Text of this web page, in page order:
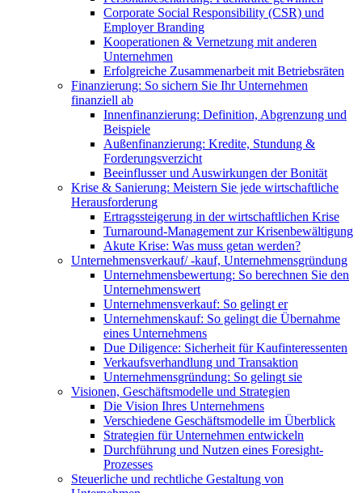
Corporate Social Responsibility (CSR) und
Employer Branding
Kooperationen & Vernetzung mit anderen
Unternehmen
Erfolgreiche Zusammenarbeit mit Betriebsräten
Finanzierung: So sichern Sie Ihr Unternehmen
finanziell ab
Innenfinanzierung: Definition, Abgrenzung und
Beispiele
Außenfinanzierung: Kredite, Stundung &
Forderungsverzicht
Beeinflusser und Auswirkungen der Bonität
Krise & Sanierung: Meistern Sie jede wirtschaftliche
Herausforderung
Ertragssteigerung in der wirtschaftlichen Krise
Turnaround-Management zur Krisenbewältigung
Akute Krise: Was muss getan werden?
Unternehmensverkauf/ -kauf, Unternehmensgründung
Unternehmensbewertung: So berechnen Sie den
Unternehmenswert
Unternehmensverkauf: So gelingt er
Unternehmenskauf: So gelingt die Übernahme
eines Unternehmens
Due Diligence: Sicherheit für Kaufinteressenten
Verkaufsverhandlung und Transaktion
Unternehmensgründung: So gelingt sie
Visionen, Geschäftsmodelle und Strategien
Die Vision Ihres Unternehmens
Verschiedene Geschäftsmodelle im Überblick
Strategien für Unternehmen entwickeln
Durchführung und Nutzen eines Foresight-
Prozesses
Steuerliche und rechtliche Gestaltung von